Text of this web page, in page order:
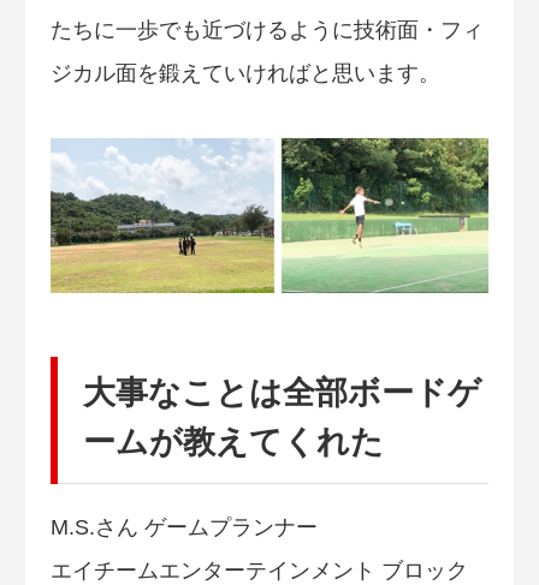
たちに一歩でも近づけるように技術面・フィ
ジカル面を鍛えていければと思います。
大事なことは全部ボードゲ
ームが教えてくれた
M.S.さん ゲームプランナー
エイチームエンターテインメント ブロック